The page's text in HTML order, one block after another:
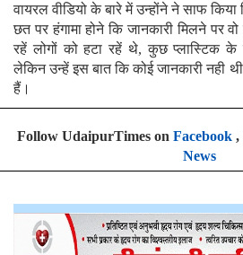
वायरल वीडियो के बारे में उन्होंने ने साफ
छत पर हंगामा होने कि जानकारी मिलने पर
रहें लोगों को हटा रहें थे, कुछ प्लास्टिक
लेकिन उन्हें इस बात कि कोई जानकारी नही
हैं।
Follow UdaipurTimes on Facebook,
News